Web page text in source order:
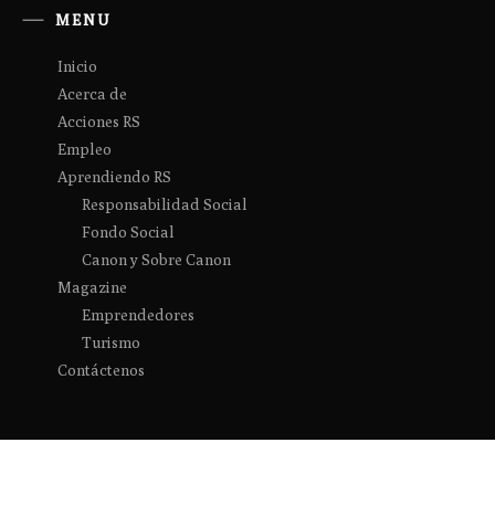
MENU
Inicio
Acerca de
Acciones RS
Empleo
Aprendiendo RS
Responsabilidad Social
Fondo Social
Canon y Sobre Canon
Magazine
Emprendedores
Turismo
Contáctenos